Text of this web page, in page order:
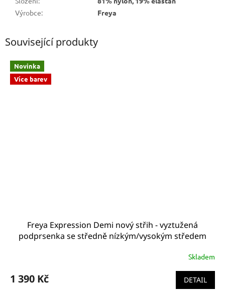
Výrobce: Freya
Související produkty
Novinka
Více barev
Freya Expression Demi nový střih - vyztužená
podprsenka se středně nízkým/vysokým středem
Skladem
1 390 Kč DETAIL